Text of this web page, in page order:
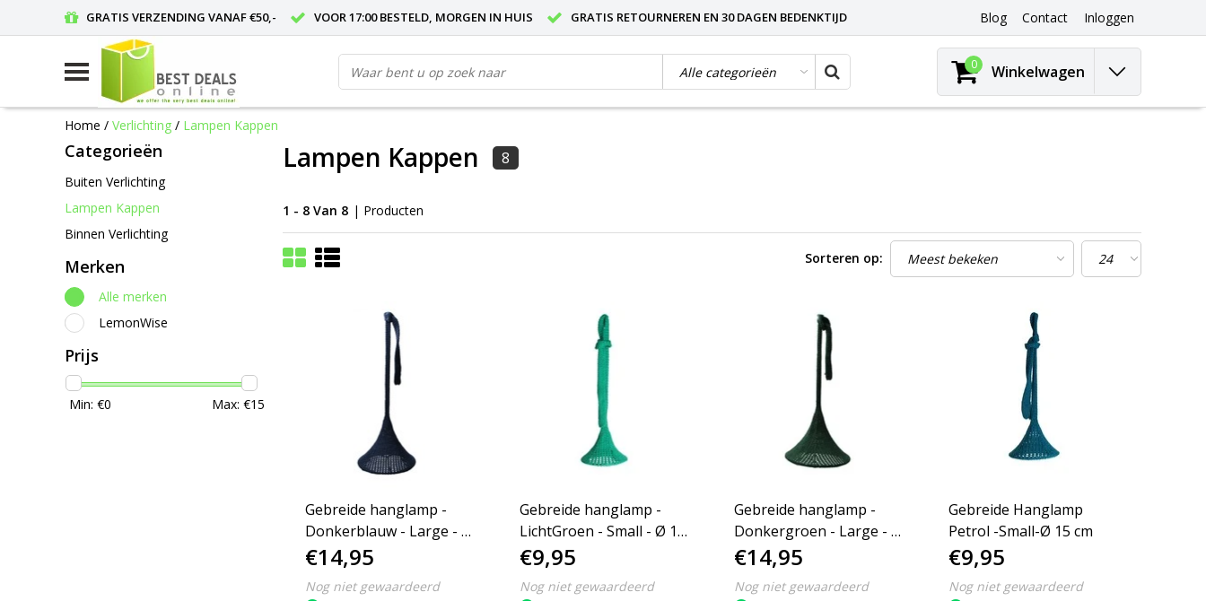
GRATIS VERZENDING VANAF €50,- VOOR 17:00 BESTELD, MORGEN IN HUIS GRATIS RETOURNEREN EN 30 DAGEN BEDENKTIJD Blog Contact Inloggen
0 Winkelwagen
Home / Verlichting / Lampen Kappen
Categorieën
Buiten Verlichting
Lampen Kappen
Binnen Verlichting
Merken
Alle merken
LemonWise
Prijs
Min: €0 Max: €15
Lampen Kappen 8
1 - 8 Van 8 | Producten
Sorteren op:
Gebreide hanglamp -
Donkerblauw - Large - Ø
25 cm
€14,95
Nog niet gewaardeerd
Gebreide hanglamp -
LichtGroen - Small - Ø 15
cm
€9,95
Nog niet gewaardeerd
Gebreide hanglamp -
Donkergroen - Large - Ø
25 cm
€14,95
Nog niet gewaardeerd
Gebreide Hanglamp
Petrol -Small-Ø 15 cm
€9,95
Nog niet gewaardeerd